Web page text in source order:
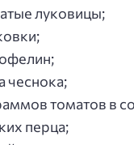
луковицы;
чеснока;
томатов в
перца;